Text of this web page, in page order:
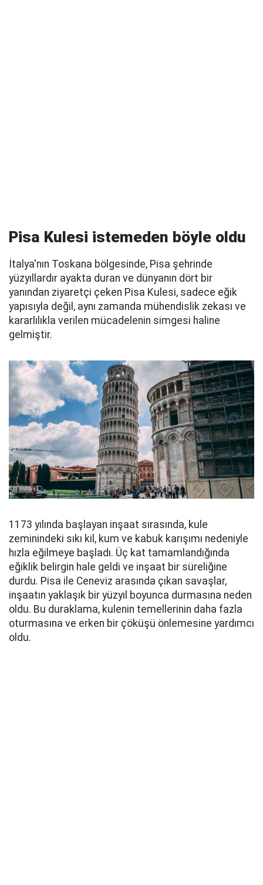
Pisa Kulesi istemeden böyle oldu
İtalya'nın Toskana bölgesinde, Pisa şehrinde
yüzyıllardır ayakta duran ve dünyanın dört bir
yanından ziyaretçi çeken Pisa Kulesi, sadece eğik
yapısıyla değil, aynı zamanda mühendislik zekası ve
kararlılıkla verilen mücadelenin simgesi haline
gelmiştir.
1173 yılında başlayan inşaat sırasında, kule
zeminindeki sıkı kil, kum ve kabuk karışımı nedeniyle
hızla eğilmeye başladı. Üç kat tamamlandığında
eğiklik belirgin hale geldi ve inşaat bir süreliğine
durdu. Pisa ile Ceneviz arasında çıkan savaşlar,
inşaatın yaklaşık bir yüzyıl boyunca durmasına neden
oldu. Bu duraklama, kulenin temellerinin daha fazla
oturmasına ve erken bir çöküşü önlemesine yardımcı
oldu.